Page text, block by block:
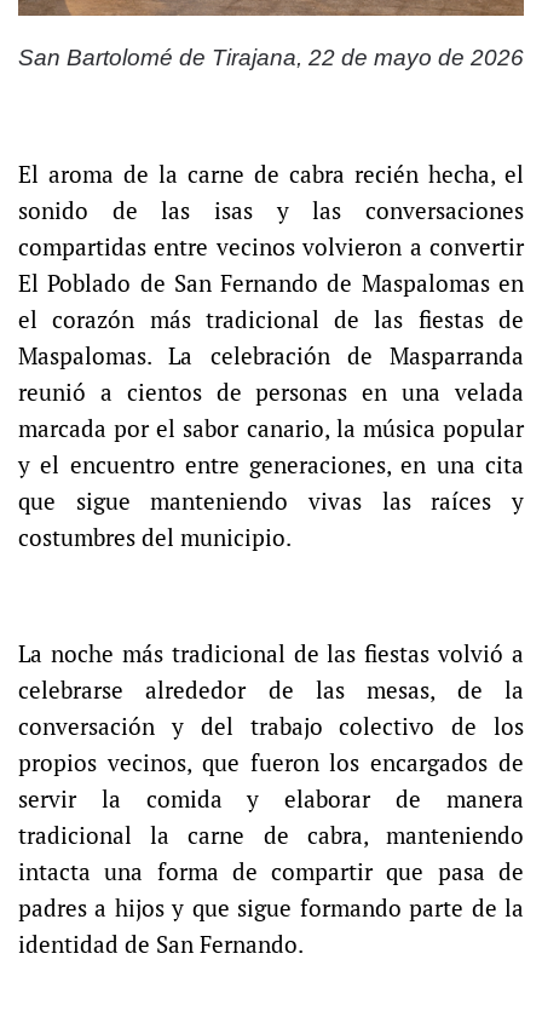
San Bartolomé de Tirajana, 22 de mayo de 2026
El aroma de la carne de cabra recién hecha, el
sonido de las isas y las conversaciones
compartidas entre vecinos volvieron a convertir
El Poblado de San Fernando de Maspalomas en
el corazón más tradicional de las fiestas de
Maspalomas. La celebración de Masparranda
reunió a cientos de personas en una velada
marcada por el sabor canario, la música popular
y el encuentro entre generaciones, en una cita
que sigue manteniendo vivas las raíces y
costumbres del municipio.
La noche más tradicional de las fiestas volvió a
celebrarse alrededor de las mesas, de la
conversación y del trabajo colectivo de los
propios vecinos, que fueron los encargados de
servir la comida y elaborar de manera
tradicional la carne de cabra, manteniendo
intacta una forma de compartir que pasa de
padres a hijos y que sigue formando parte de la
identidad de San Fernando.